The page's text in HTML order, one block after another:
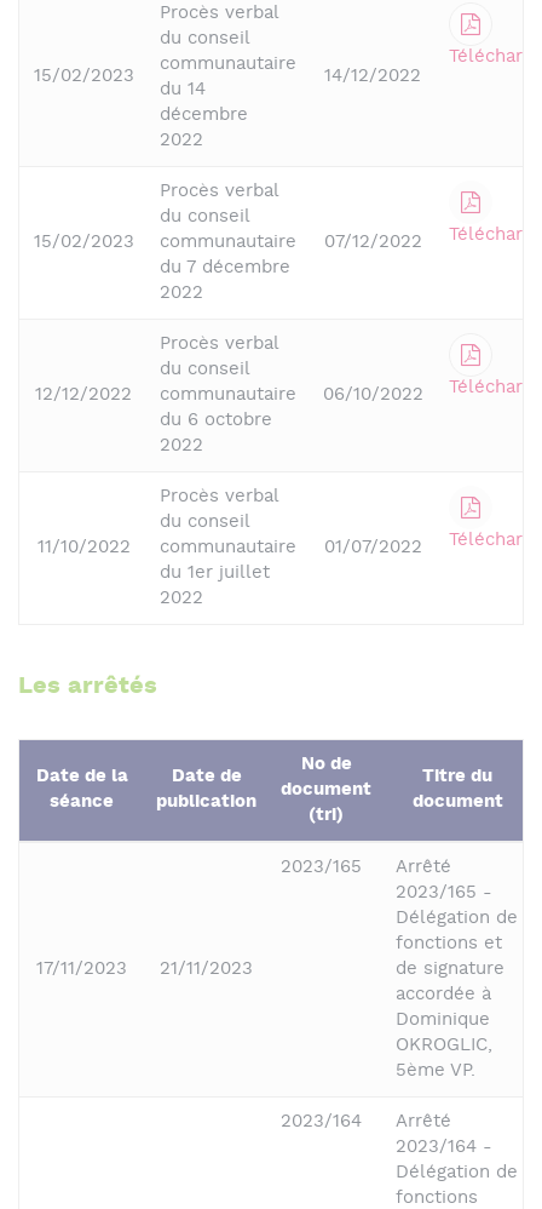
15/02/2023
Procès verbal
du conseil
communautaire
du 14
décembre
2022
14/12/2022
15/02/2023
Procès verbal
du conseil
communautaire
du 7 décembre
2022
07/12/2022
12/12/2022
Procès verbal
du conseil
communautaire
du 6 octobre
2022
06/10/2022
11/10/2022
Procès verbal
du conseil
communautaire
du 1er juillet
2022
01/07/2022
Les arrêtés
Date de la
séance
Date de
publication
No de
document
(tri)
Titre du
document
17/11/2023 21/11/2023
2023/165
Arrêté
2023/165 -
Délégation de
fonctions et
de signature
accordée à
Dominique
OKROGLIC,
5ème VP.
2023/164
Arrêté
2023/164 -
Délégation de
fonctions